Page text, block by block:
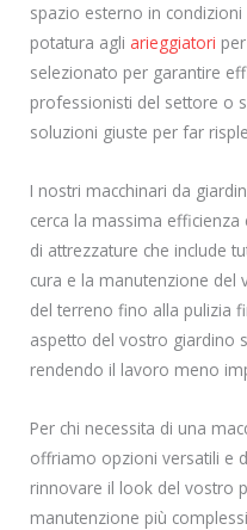
spazio esterno in
potatura agli arieggiatori
selezionato per garantire
professionisti del settore o
soluzioni giuste per far
I nostri macchinari da
cerca la massima
di attrezzature che include
cura e la manutenzione del
del terreno fino alla pulizia
aspetto del vostro giardino
rendendo il lavoro meno
Per chi necessita di una
offriamo opzioni versatili e
rinnovare il look del vostro
manutenzione più